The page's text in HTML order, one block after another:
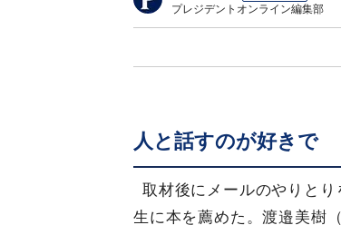
プレジデントオンライン編集部
人と話すのが好きで
取材後にメールのやりと
生に本を薦めた。渡邉美樹